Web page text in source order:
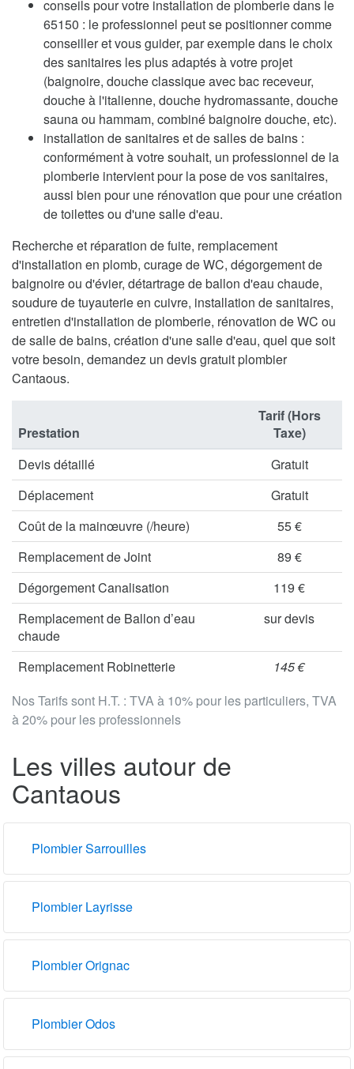
conseils pour votre installation de plomberie dans le
65150 : le professionnel peut se positionner comme
conseiller et vous guider, par exemple dans le choix
des sanitaires les plus adaptés à votre projet
(baignoire, douche classique avec bac receveur,
douche à l'italienne, douche hydromassante, douche
sauna ou hammam, combiné baignoire douche, etc).
installation de sanitaires et de salles de bains :
conformément à votre souhait, un professionnel de la
plomberie intervient pour la pose de vos sanitaires,
aussi bien pour une rénovation que pour une création
de toilettes ou d'une salle d'eau.
Recherche et réparation de fuite, remplacement
d'installation en plomb, curage de WC, dégorgement de
baignoire ou d'évier, détartrage de ballon d'eau chaude,
soudure de tuyauterie en cuivre, installation de sanitaires,
entretien d'installation de plomberie, rénovation de WC ou
de salle de bains, création d'une salle d'eau, quel que soit
votre besoin, demandez un devis gratuit plombier
Cantaous.
Nos Tarifs sont H.T. : TVA à 10% pour les particuliers, TVA
à 20% pour les professionnels
Prestation
Tarif (Hors
Taxe)
Devis détaillé
Gratuit
Déplacement
Gratuit
Coût de la mainœuvre (/heure)
55 €
Remplacement de Joint
89 €
Dégorgement Canalisation
119 €
Remplacement de Ballon d’eau
chaude
sur devis
Remplacement Robinetterie 145 €
Les villes autour de
Cantaous
Plombier Sarrouilles
Plombier Layrisse
Plombier Orignac
Plombier Odos